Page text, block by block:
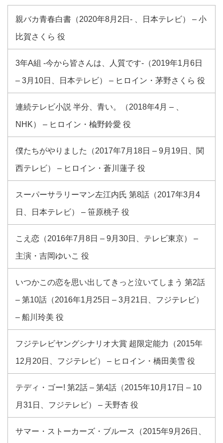
親バカ青春白書（2020年8月2日- 、日本テレビ） – 小
比賀さくら 役
3年A組 -今から皆さんは、人質です-（2019年1月6日
– 3月10日、日本テレビ） – ヒロイン・茅野さくら 役
連続テレビ小説 半分、青い。（2018年4月 – 、
NHK） – ヒロイン・楡野鈴愛 役
僕たちがやりました（2017年7月18日 – 9月19日、関
西テレビ） – ヒロイン・蒼川蓮子 役
スーパーサラリーマン左江内氏 第8話（2017年3月4
日、日本テレビ） – 笹原桃子 役
こえ恋（2016年7月8日 – 9月30日、テレビ東京） –
主演・吉岡ゆいこ 役
いつかこの恋を思い出してきっと泣いてしまう 第2話
– 第10話（2016年1月25日 – 3月21日、フジテレビ）
– 船川玲美 役
フジテレビヤングシナリオ大賞 超限定能力（2015年
12月20日、フジテレビ） – ヒロイン・橋田美雪 役
テディ・ゴー! 第2話 – 第4話（2015年10月17日 – 10
月31日、フジテレビ） – 天野杏 役
サマー・ストーカーズ・ブルース（2015年9月26日、